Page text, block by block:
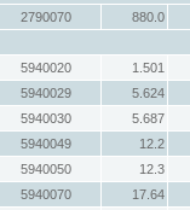
2790070
880.0
5940020
1.501
5940029
5.624
5940030
5.687
5940049
12.2
5940050
12.3
5940070
17.64